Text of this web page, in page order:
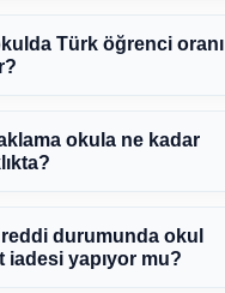
Türk öğrenci oranı
okula ne kadar
durumunda okul
iadesi yapıyor mu?